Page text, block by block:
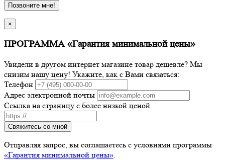
Позвоните мне!
×
ПРОГРАММА «Гарантия минимальной цены»
Увидели в другом интернет магазине товар дешевле? Мы
снизим нашу цену! Укажите, как с Вами связаться:
Телефон
Адрес электронной почты
Ссылка на страницу с более низкой ценой
Свяжитесь со мной
Отправляя запрос, вы соглашаетесь с условиями программы
«Гарантия минимальной цены»